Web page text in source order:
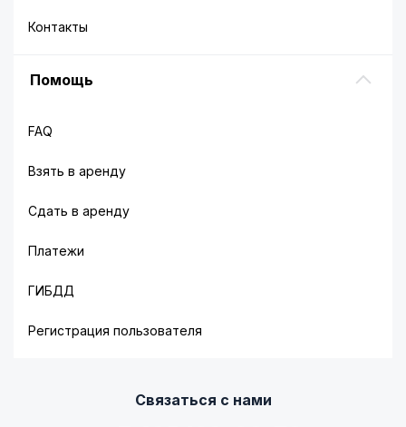
Контакты
Помощь
FAQ
Взять в аренду
Сдать в аренду
Платежи
ГИБДД
Регистрация пользователя
Связаться с нами